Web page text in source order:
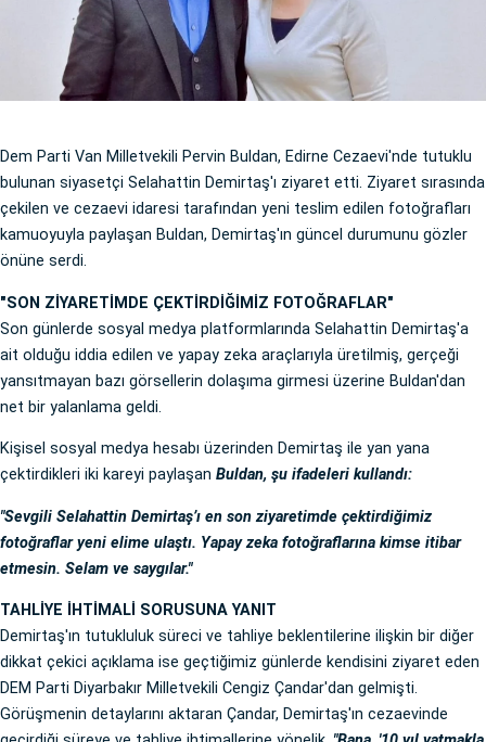
Dem Parti Van Milletvekili Pervin Buldan, Edirne Cezaevi'nde tutuklu
bulunan siyasetçi Selahattin Demirtaş'ı ziyaret etti. Ziyaret sırasında
çekilen ve cezaevi idaresi tarafından yeni teslim edilen fotoğrafları
kamuoyuyla paylaşan Buldan, Demirtaş'ın güncel durumunu gözler
önüne serdi.
"SON ZİYARETİMDE ÇEKTİRDİĞİMİZ FOTOĞRAFLAR"
Son günlerde sosyal medya platformlarında Selahattin Demirtaş'a
ait olduğu iddia edilen ve yapay zeka araçlarıyla üretilmiş, gerçeği
yansıtmayan bazı görsellerin dolaşıma girmesi üzerine Buldan'dan
net bir yalanlama geldi.
Kişisel sosyal medya hesabı üzerinden Demirtaş ile yan yana
çektirdikleri iki kareyi paylaşan Buldan, şu ifadeleri kullandı:
"Sevgili Selahattin Demirtaş’ı en son ziyaretimde çektirdiğimiz
fotoğraflar yeni elime ulaştı. Yapay zeka fotoğraflarına kimse itibar
etmesin. Selam ve saygılar."
TAHLİYE İHTİMALİ SORUSUNA YANIT
Demirtaş'ın tutukluluk süreci ve tahliye beklentilerine ilişkin bir diğer
dikkat çekici açıklama ise geçtiğimiz günlerde kendisini ziyaret eden
DEM Parti Diyarbakır Milletvekili Cengiz Çandar'dan gelmişti.
Görüşmenin detaylarını aktaran Çandar, Demirtaş'ın cezaevinde